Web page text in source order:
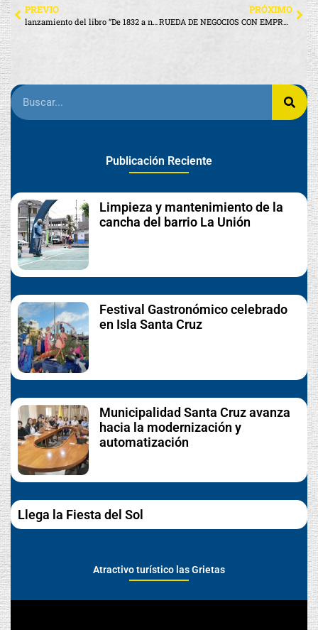
PREVIO
lanzamiento del libro “De 1832 a nuestros días. Tejiendo la historia de Galápagos
PRÓXIMO
Publicación Reciente
Limpieza y mantenimiento de la
cancha del barrio La Unión
Festival Gastronómico celebrado
en Isla Santa Cruz
Municipalidad Santa Cruz avanza
hacia la modernización y
automatización
Llega la Fiesta del Sol
Atractivo turístico las Grietas